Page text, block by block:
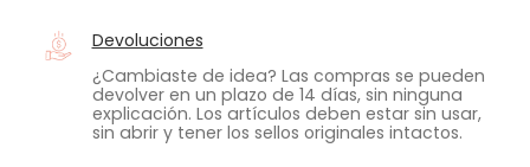
Devoluciones
¿Cambiaste de idea? Las compras se pueden
devolver en un plazo de 14 días, sin ninguna
explicación. Los artículos deben estar sin usar,
sin abrir y tener los sellos originales intactos.